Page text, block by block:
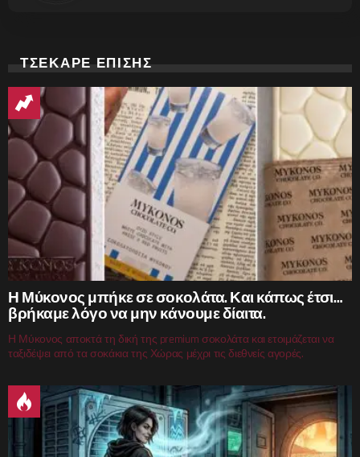
ΤΣΕΚΑΡΕ ΕΠΙΣΗΣ
Η Μύκονος μπήκε σε σοκολάτα. Και κάπως έτσι…
βρήκαμε λόγο να μην κάνουμε δίαιτα.
Η Μύκονος αποκτά τη δική της premium σοκολάτα και ετοιμάζεται να
ταξιδέψει από τα σοκάκια της Χώρας μέχρι τις διεθνείς αγορές.